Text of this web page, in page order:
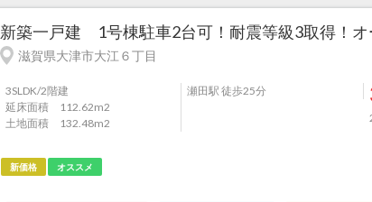
新築一戸建 1号棟駐車2台可！耐震等級3取得！オ
滋賀県大津市大江６丁目
3SLDK/2階建
延床面積 112.62m2
土地面積 132.48m2
瀬田駅 徒歩25分
新価格 オススメ